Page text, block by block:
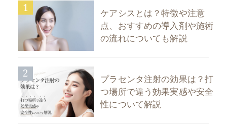
1
ケアシスとは？特徴や注意
点、おすすめの導入剤や施術
の流れについても解説
2
プラセンタ注射の効果は？打
つ場所で違う効果実感や安全
性について解説